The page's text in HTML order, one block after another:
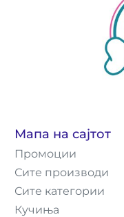
Мапа на сајтот
Промоции
Сите производи
Сите категории
Кучиња